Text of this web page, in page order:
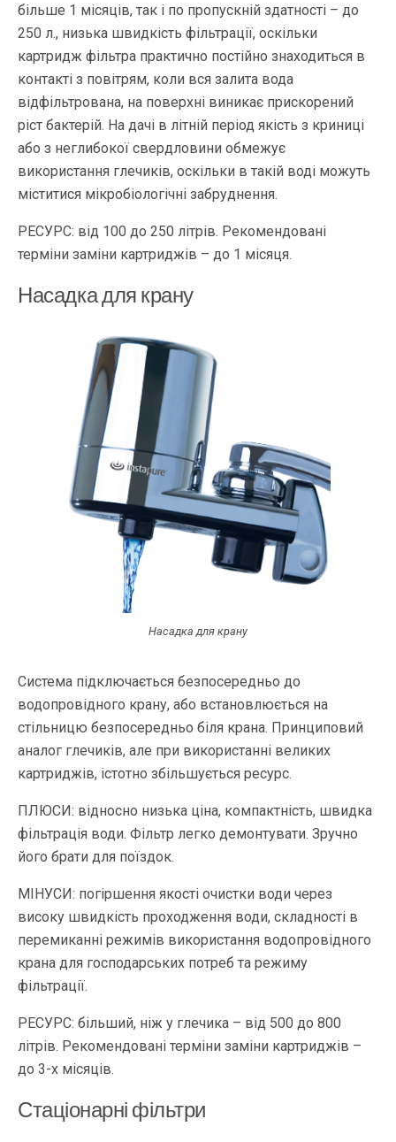
більше 1 місяців, так і по пропускній здатності – до
250 л., низька швидкість фільтрації, оскільки
картридж фільтра практично постійно знаходиться в
контакті з повітрям, коли вся залита вода
відфільтрована, на поверхні виникає прискорений
ріст бактерій. На дачі в літній період якість з криниці
або з неглибокої свердловини обмежує
використання глечиків, оскільки в такій воді можуть
міститися мікробіологічні забруднення.
РЕСУРС: від 100 до 250 літрів. Рекомендовані
терміни заміни картриджів – до 1 місяця.
Насадка для крану
Насадка для крану
Система підключається безпосередньо до
водопровідного крану, або встановлюється на
стільницю безпосередньо біля крана. Принциповий
аналог глечиків, але при використанні великих
картриджів, істотно збільшується ресурс.
ПЛЮСИ: відносно низька ціна, компактність, швидка
фільтрація води. Фільтр легко демонтувати. Зручно
його брати для поїздок.
МІНУСИ: погіршення якості очистки води через
високу швидкість проходження води, складності в
перемиканні режимів використання водопровідного
крана для господарських потреб та режиму
фільтрації.
РЕСУРС: більший, ніж у глечика – від 500 до 800
літрів. Рекомендовані терміни заміни картриджів –
до 3-х місяців.
Стаціонарні фільтри